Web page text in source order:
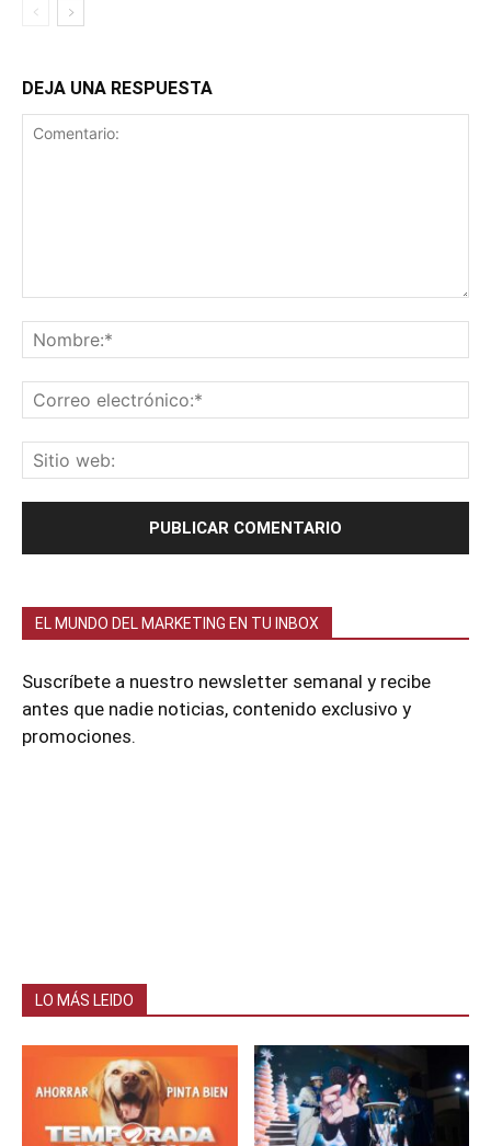
DEJA UNA RESPUESTA
EL MUNDO DEL MARKETING EN TU INBOX
Suscríbete a nuestro newsletter semanal y recibe
antes que nadie noticias, contenido exclusivo y
promociones.
LO MÁS LEIDO